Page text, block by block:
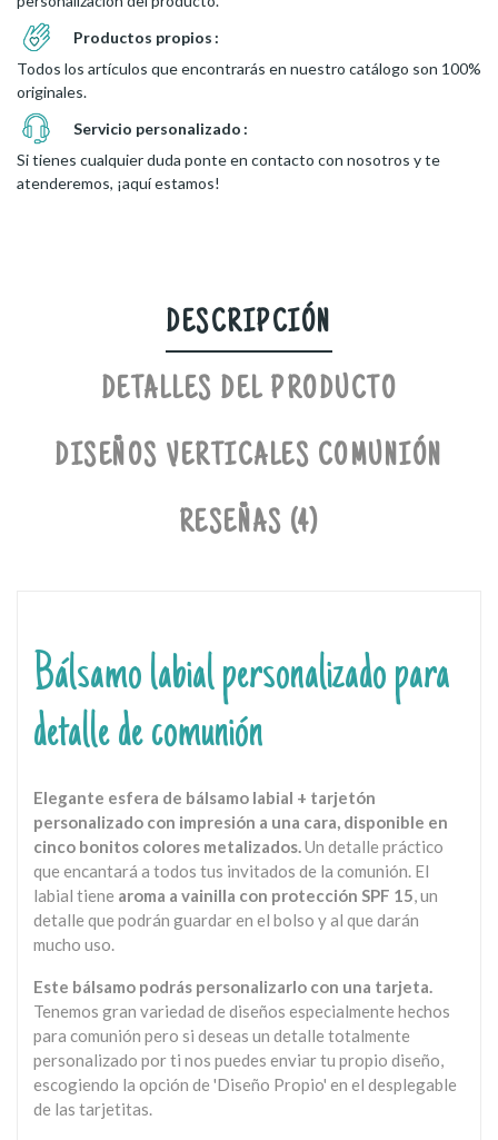
Productos propios
Todos los artículos que encontrarás en nuestro catálogo son 100%
originales.
Servicio personalizado
Si tienes cualquier duda ponte en contacto con nosotros y te
atenderemos, ¡aquí estamos!
DESCRIPCIÓN
DETALLES DEL PRODUCTO
DISEÑOS VERTICALES COMUNIÓN
RESEÑAS (4)
Bálsamo labial personalizado para
detalle de comunión
Elegante esfera de bálsamo labial + tarjetón
personalizado con impresión a una cara, disponible en
cinco bonitos colores metalizados.Un detalle práctico
que encantará a todos tus invitados de la comunión. El
labial tiene aroma a vainilla con protección SPF 15, un
detalle que podrán guardar en el bolso y al que darán
mucho uso.
Este bálsamo podrás personalizarlo con una tarjeta.
Tenemos gran variedad de diseños especialmente hechos
para comunión pero si deseas un detalle totalmente
personalizado por ti nos puedes enviar tu propio diseño,
escogiendo la opción de 'Diseño Propio' en el desplegable
de las tarjetitas.